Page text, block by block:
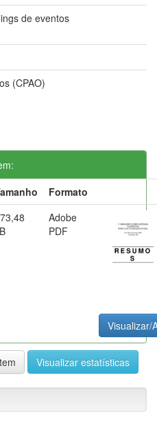
de eventos
(CPAO)
Formato
Adobe
PDF
Visualizar/
Visualizar estatísticas